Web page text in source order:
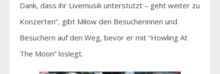
Dank, dass ihr Livemusik unterstützt – geht weiter zu
Konzerten”, gibt Milow den Besucherinnen und
Besuchern auf den Weg, bevor er mit “Howling At
The Moon” loslegt.